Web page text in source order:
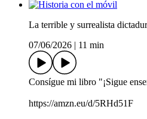
La terrible y surrealista
07/06/2026
11 min
Consígue mi libro "¡Sigue
https://amzn.eu/d/5RHd51F